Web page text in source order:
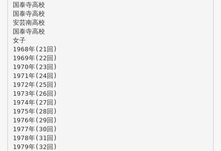
国泰寺高校
国泰寺高校
安芸南高校
国泰寺高校
女子
1968年(21回)
1969年(22回)
1970年(23回)
1971年(24回)
1972年(25回)
1973年(26回)
1974年(27回)
1975年(28回)
1976年(29回)
1977年(30回)
1978年(31回)
1979年(32回)